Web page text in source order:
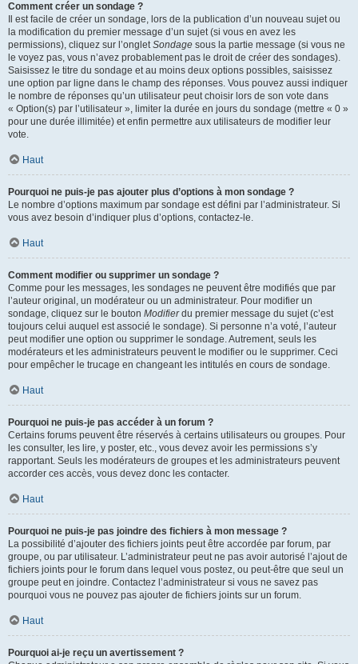
Comment créer un sondage ?
Il est facile de créer un sondage, lors de la publication d’un nouveau sujet ou
la modification du premier message d’un sujet (si vous en avez les
permissions), cliquez sur l’ongletSondage sous la partie message (si vous ne
le voyez pas, vous n’avez probablement pas le droit de créer des sondages).
Saisissez le titre du sondage et au moins deux options possibles, saisissez
une option par ligne dans le champ des réponses. Vous pouvez aussi indiquer
le nombre de réponses qu’un utilisateur peut choisir lors de son vote dans
« Option(s) par l’utilisateur », limiter la durée en jours du sondage (mettre « 0 »
pour une durée illimitée) et enfin permettre aux utilisateurs de modifier leur
vote.
Haut
Pourquoi ne puis-je pas ajouter plus d’options à mon sondage ?
Le nombre d’options maximum par sondage est défini par l’administrateur. Si
vous avez besoin d’indiquer plus d’options, contactez-le.
Haut
Comment modifier ou supprimer un sondage ?
Comme pour les messages, les sondages ne peuvent être modifiés que par
l’auteur original, un modérateur ou un administrateur. Pour modifier un
sondage, cliquez sur le bouton Modifierdu premier message du sujet (c’est
toujours celui auquel est associé le sondage). Si personne n’a voté, l’auteur
peut modifier une option ou supprimer le sondage. Autrement, seuls les
modérateurs et les administrateurs peuvent le modifier ou le supprimer. Ceci
pour empêcher le trucage en changeant les intitulés en cours de sondage.
Haut
Pourquoi ne puis-je pas accéder à un forum ?
Certains forums peuvent être réservés à certains utilisateurs ou groupes. Pour
les consulter, les lire, y poster, etc., vous devez avoir les permissions s’y
rapportant. Seuls les modérateurs de groupes et les administrateurs peuvent
accorder ces accès, vous devez donc les contacter.
Haut
Pourquoi ne puis-je pas joindre des fichiers à mon message ?
La possibilité d’ajouter des fichiers joints peut être accordée par forum, par
groupe, ou par utilisateur. L’administrateur peut ne pas avoir autorisé l’ajout de
fichiers joints pour le forum dans lequel vous postez, ou peut-être que seul un
groupe peut en joindre. Contactez l’administrateur si vous ne savez pas
pourquoi vous ne pouvez pas ajouter de fichiers joints sur un forum.
Haut
Pourquoi ai-je reçu un avertissement ?